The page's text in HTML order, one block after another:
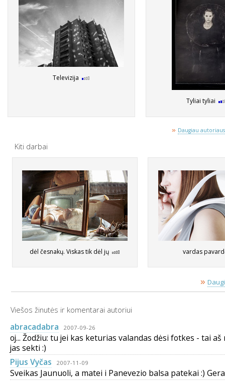
Televizija
Tyliai tyliai
» Daugiau
Kiti darbai
dėl česnakų. Viskas tik dėl jų vardas
»
Viešos žinutės ir komentarai autoriui
abracadabra 2007-09-26
oj... Žodžiu: tu jei kas keturias valandas dėsi fotkes - tai
jas sekti :)
Pijus Vyčas
2007-11-09
Sveikas Jaunuoli, a matei i Panevezio balsa patekai :)